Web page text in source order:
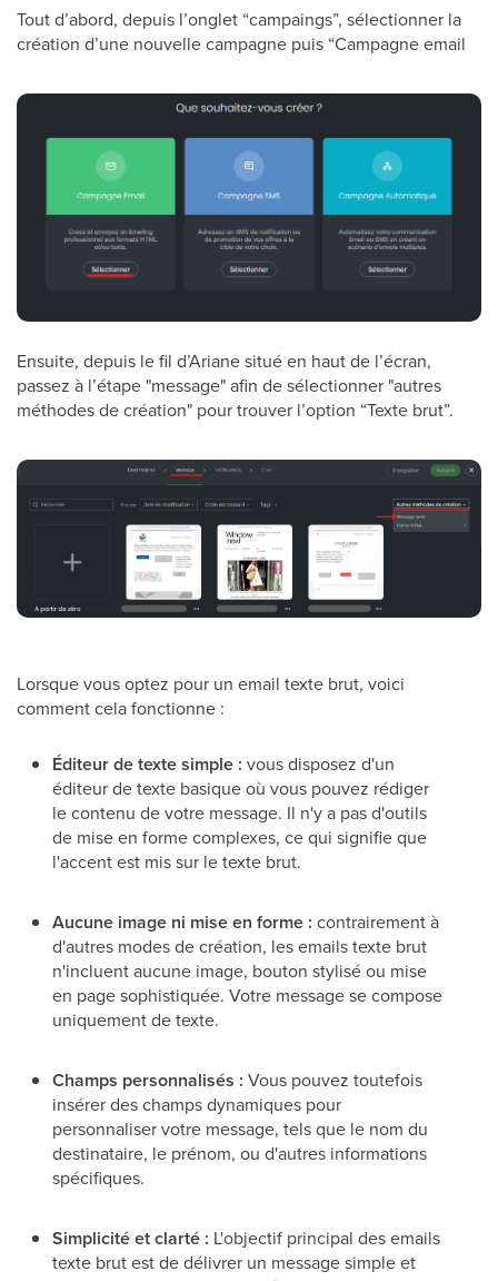
Tout d’abord, depuis l’onglet “campaings”, sélectionner la
création d’une nouvelle campagne puis “Campagne email
Ensuite, depuis le fil d’Ariane situé en haut de l’écran,
passez à l’étape "message" afin de sélectionner "autres
méthodes de création" pour trouver l’option “Texte brut”.
Lorsque vous optez pour un email texte brut, voici
comment cela fonctionne :
Éditeur de texte simple : vous disposez d'un
éditeur de texte basique où vous pouvez rédiger
le contenu de votre message. Il n'y a pas d'outils
de mise en forme complexes, ce qui signifie que
l'accent est mis sur le texte brut.
Aucune image ni mise en forme : contrairement à
d'autres modes de création, les emails texte brut
n'incluent aucune image, bouton stylisé ou mise
en page sophistiquée. Votre message se compose
uniquement de texte.
Champs personnalisés : Vous pouvez toutefois
insérer des champs dynamiques pour
personnaliser votre message, tels que le nom du
destinataire, le prénom, ou d'autres informations
spécifiques.
Simplicité et clarté : L'objectif principal des emails
texte brut est de délivrer un message simple et